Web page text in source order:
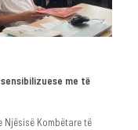
me të
Kombëtare të